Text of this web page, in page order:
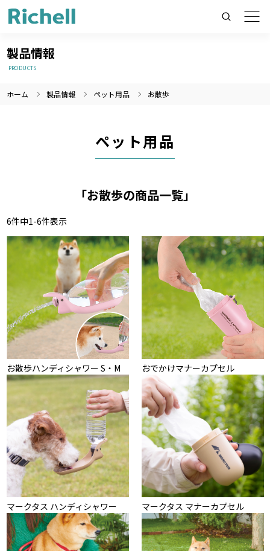
製品情報のみを検索
製品情報
PRODUCTS
ホーム 製品情報 ペット用品 お散歩
ペット用品
「お散歩の商品一覧」
6件中1-6件表示
お散歩ハンディシャワー S・M おでかけマナーカプセル
マークタス ハンディシャワー マークタス マナーカプセル